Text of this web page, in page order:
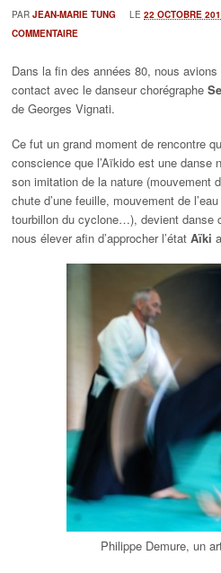
PARJEAN-MARIE TUNG LE22 OCTOBRE
COMMENTAIRE
Dans la fin des années 80, nous
contact avec le danseur chorégraphe
de Georges Vignati.
Ce fut un grand moment de rencontre
conscience que l’Aïkido est une danse
son imitation de la nature (mouvement
chute d’une feuille, mouvement de
tourbillon du cyclone…), devient danse
nous élever afin d’approcher l’étatAïki
Philippe Demure, un